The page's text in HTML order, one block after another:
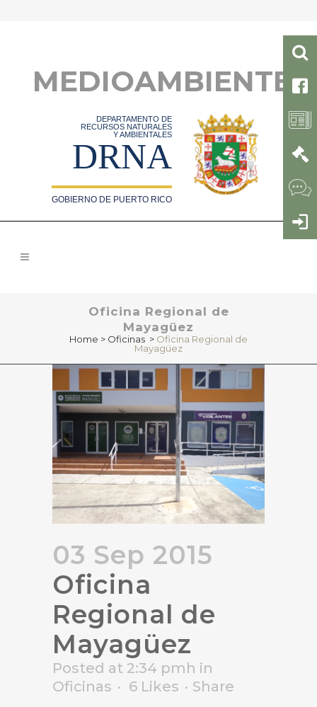
MEDIOAMBIENTE
DEPARTAMENTO DE
RECURSOS NATURALES
Y AMBIENTALES
DRNA
GOBIERNO DE PUERTO RICO
Oficina Regional de
Mayagüez
Home > Oficinas > Oficina Regional de
Mayagüez
03 Sep 2015
Oficina
Regional de
Mayagüez
Posted at 2:34 pmh in
Oficinas
6 Likes Share